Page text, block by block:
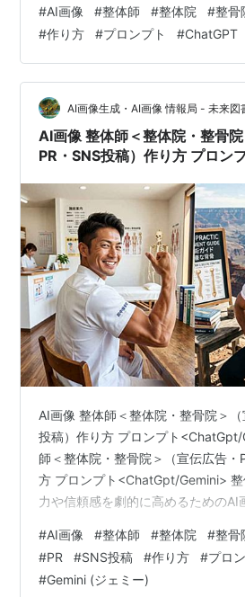
雰囲気を伝える上で非常に重要な要
ックスした空間の中で、親身になっ
患者様の姿をリアルに表現すること
へのハードルを大きく下げることが
は、最先端のAI画像生成ツールで
#AI画像 #整体師 #整体院 #整骨
#作り方 #プロンプト #ChatGPT
AI画像生成・AI画像 情報局 - 未来図
AI画像 整体師＜整体院・整骨院
PR・SNS投稿）作り方 プロン
AI画像 整体師＜整体院・整骨院＞
投稿）作り方 プロンプト
師＜整体院・整骨院＞（宣伝広告・
方 プロンプト<ChatGpt/Gemini>
力や信頼感を劇的に高めるためのAI
します。現代のデジタルマーケティ
的な訴求力と心に響く文章の組み合
様を引き寄せるために欠かせない要
#AI画像 #整体師 #整体院 #整骨
#PR #SNS投稿 #作り方 #プロ
#Gemini (ジェミー)